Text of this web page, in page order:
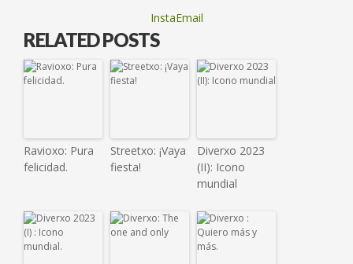
InstaEmail
RELATED POSTS
Ravioxo: Pura
felicidad.
Streetxo: ¡Vaya
fiesta!
Diverxo 2023
(II): Icono
mundial